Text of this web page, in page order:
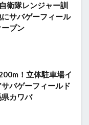
衛隊レンジャー訓
サバゲーフィール
ープン
！立体駐車場イ
バゲーフィールド
県カワバ